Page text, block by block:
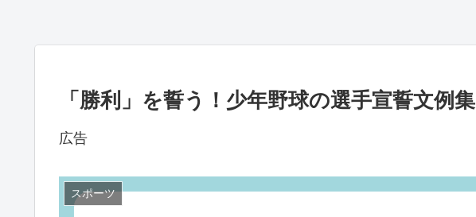
「勝利」を誓う！少年野球の選手宣誓文例集
広告
スポーツ